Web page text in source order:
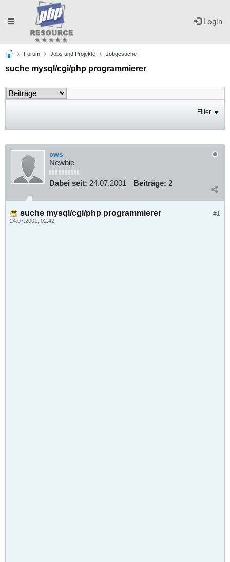
Login
Toggle
navigation
Forum Jobs und Projekte Jobgesuche
suche mysql/cgi/php programmierer
Filter
cws
Newbie
Dabei seit: 24.07.2001 Beiträge: 2
#1
suche mysql/cgi/php programmierer
24.07.2001, 02:42